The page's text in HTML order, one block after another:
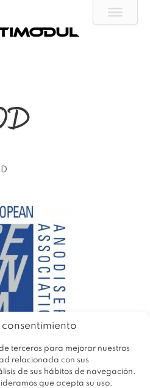
terceros para mejorar nuestros
relacionada con sus
de sus hábitos de navegación.
que acepta su uso.